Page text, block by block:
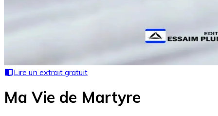
Lire un extrait gratuit
Ma Vie de Martyre